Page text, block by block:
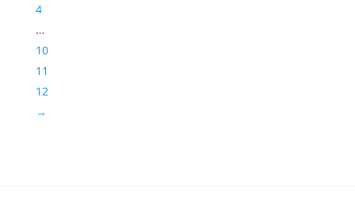
4
…
10
11
12
→